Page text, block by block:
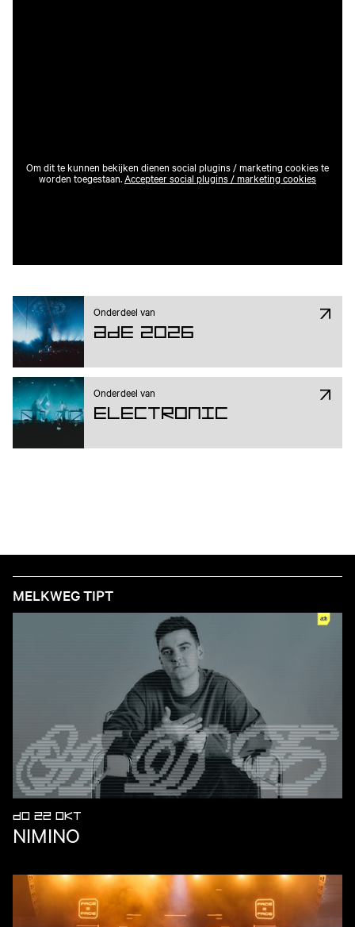
Om dit te kunnen bekijken dienen social plugins / marketing cookies te
worden toegestaan.Accepteer social plugins / marketing cookies
Onderdeel van
ADE 2026
Onderdeel van
Electronic
MELKWEG TIPT
DO 22 OKT
NIMINO